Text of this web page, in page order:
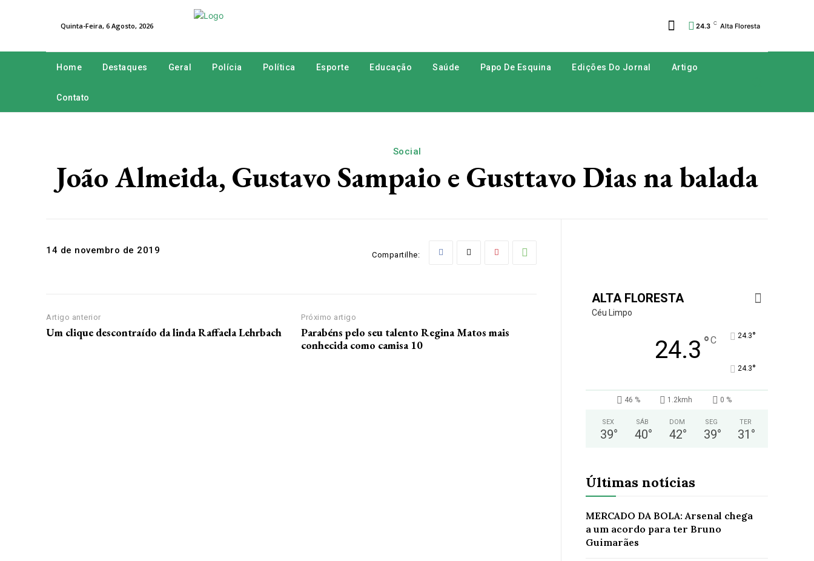
Quinta-Feira, 6 Agosto, 2026 24.3 C Alta Floresta
Home Destaques Geral Polícia Política Esporte Educação Saúde Papo De Esquina Edições Do Jornal Artigo
Contato
Social
João Almeida, Gustavo Sampaio e Gusttavo Dias na balada
14 de novembro de 2019 Compartilhe:
Artigo anterior
Um clique descontraído da linda Raffaela Lehrbach
Próximo artigo
Parabéns pelo seu talento Regina Matos mais
conhecida como camisa 10
ALTA FLORESTA
Céu Limpo
24.3 °C 24.3°
24.3°
46 % 1.2kmh 0 %
SEX
39°
SÁB
40°
DOM
42°
SEG
39°
TER
31 °
Últimas notícias
MERCADO DA BOLA: Arsenal chega
a um acordo para ter Bruno
Guimarães